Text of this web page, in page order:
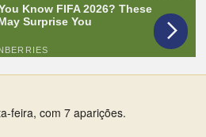
feira, com 7 aparições.